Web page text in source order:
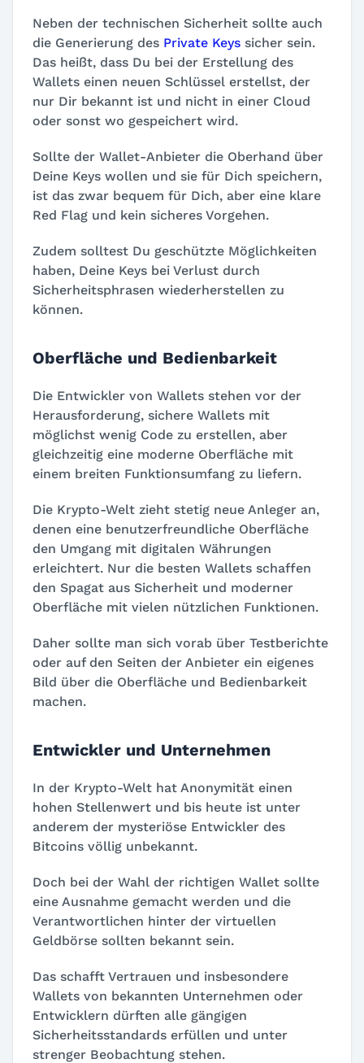
Neben der technischen Sicherheit sollte auch
die Generierung des Private Keys sicher sein.
Das heißt, dass Du bei der Erstellung des
Wallets einen neuen Schlüssel erstellst, der
nur Dir bekannt ist und nicht in einer Cloud
oder sonst wo gespeichert wird.
Sollte der Wallet-Anbieter die Oberhand über
Deine Keys wollen und sie für Dich speichern,
ist das zwar bequem für Dich, aber eine klare
Red Flag und kein sicheres Vorgehen.
Zudem solltest Du geschützte Möglichkeiten
haben, Deine Keys bei Verlust durch
Sicherheitsphrasen wiederherstellen zu
können.
Oberfläche und Bedienbarkeit
Die Entwickler von Wallets stehen vor der
Herausforderung, sichere Wallets mit
möglichst wenig Code zu erstellen, aber
gleichzeitig eine moderne Oberfläche mit
einem breiten Funktionsumfang zu liefern.
Die Krypto-Welt zieht stetig neue Anleger an,
denen eine benutzerfreundliche Oberfläche
den Umgang mit digitalen Währungen
erleichtert. Nur die besten Wallets schaffen
den Spagat aus Sicherheit und moderner
Oberfläche mit vielen nützlichen Funktionen.
Daher sollte man sich vorab über Testberichte
oder auf den Seiten der Anbieter ein eigenes
Bild über die Oberfläche und Bedienbarkeit
machen.
Entwickler und Unternehmen
In der Krypto-Welt hat Anonymität einen
hohen Stellenwert und bis heute ist unter
anderem der mysteriöse Entwickler des
Bitcoins völlig unbekannt.
Doch bei der Wahl der richtigen Wallet sollte
eine Ausnahme gemacht werden und die
Verantwortlichen hinter der virtuellen
Geldbörse sollten bekannt sein.
Das schafft Vertrauen und insbesondere
Wallets von bekannten Unternehmen oder
Entwicklern dürften alle gängigen
Sicherheitsstandards erfüllen und unter
strenger Beobachtung stehen.